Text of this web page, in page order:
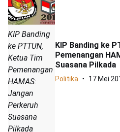
KIP Banding
ke PTTUN,
Ketua Tim
Pemenangan
HAMAS:
Jangan
Perkeruh
Suasana
Pilkada
KIP Banding ke
Pemenangan
Suasana Pilkada
Politika 17 Mei